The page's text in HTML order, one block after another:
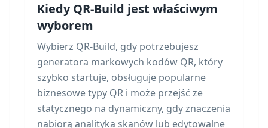
Kiedy QR-Build jest właściwym
wyborem
Wybierz QR-Build, gdy potrzebujesz
generatora markowych kodów QR, który
szybko startuje, obsługuje popularne
biznesowe typy QR i może przejść ze
statycznego na dynamiczny, gdy znaczenia
nabiorą analityka skanów lub edytowalne